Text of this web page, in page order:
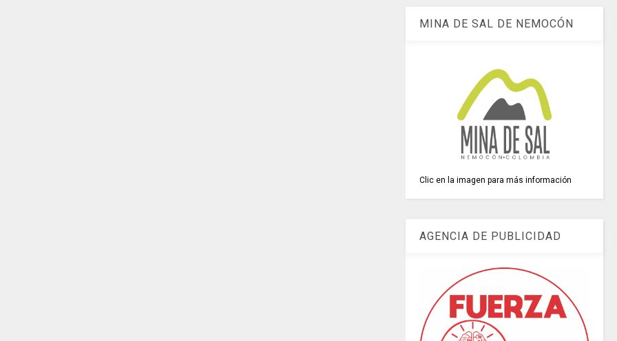
MINA DE SAL DE NEMOCÓN
Clic en la imagen para más información
AGENCIA DE PUBLICIDAD